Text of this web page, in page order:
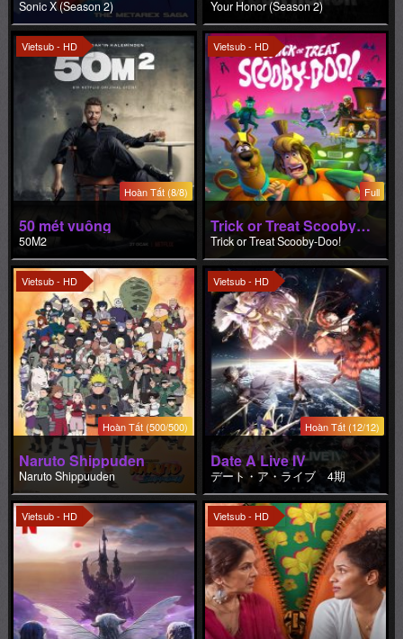
Sonic X (Season 2) Your Honor (Season 2)
Vietsub - HD
Hoàn Tất (8/8)
50 mét vuông
50M2
Vietsub - HD
Full
Trick or Treat Scooby-Doo!
Trick or Treat Scooby-Doo!
Vietsub - HD
Hoàn Tất (500/500)
Naruto Shippuden
Naruto Shippuuden
Vietsub - HD
Hoàn Tất (12/12)
Date A Live IV
デート・ア・ライブ 4期
Vietsub - HD Vietsub - HD